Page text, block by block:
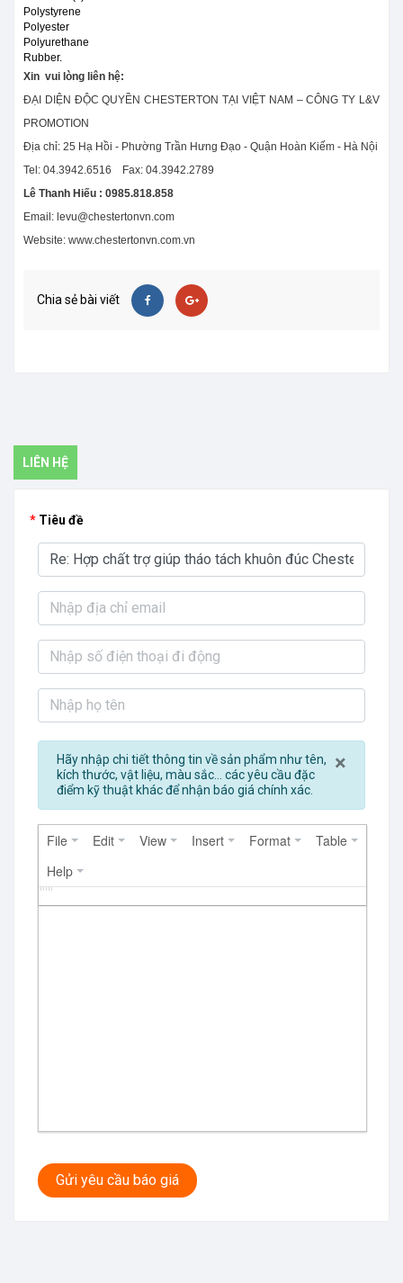
Polystyrene
Polyester
Polyurethane
Rubber.
Xin vui lòng liên hệ:
ĐẠI DIỆN ĐỘC QUYỀN CHESTERTON TẠI VIỆT NAM – CÔNG TY L&V
PROMOTION
Địa chỉ: 25 Hạ Hồi - Phường Trần Hưng Đạo - Quận Hoàn Kiếm - Hà Nội
Tel: 04.3942.6516 Fax: 04.3942.2789
Lê Thanh Hiếu : 0985.818.858
Email: levu@chestertonvn.com
Website: www.chestertonvn.com.vn
Chia sẻ bài viết
LIÊN HỆ
Tiêu đề
×
Hãy nhập chi tiết thông tin về sản phẩm như tên,
kích thước, vật liệu, màu sắc... các yêu cầu đặc
điểm kỹ thuật khác để nhận báo giá chính xác.
File Edit View Insert Format
Table
Help
Gửi yêu cầu báo giá